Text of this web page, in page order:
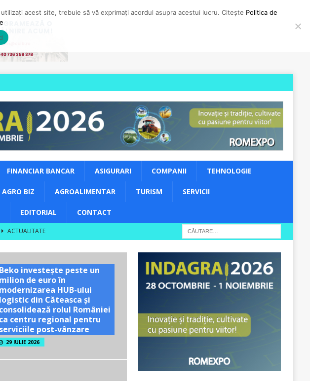
FINANCIAR BANCAR ASIGURARI COMPANII TEHNOLOGIE
AGRO BIZ AGROALIMENTAR TURISM SERVICII
EDITORIAL CONTACT
ACTUALITATE
mari din sector
Beko investește peste un
milion de euro în
modernizarea HUB-ului
logistic din Căteasca și
consolidează rolul României
ca centru regional pentru
serviciile post-vânzare
29 IULIE 2026
acest site, trebuie să vă exprimați acordul asupra acestui lucru. Citește Politica de